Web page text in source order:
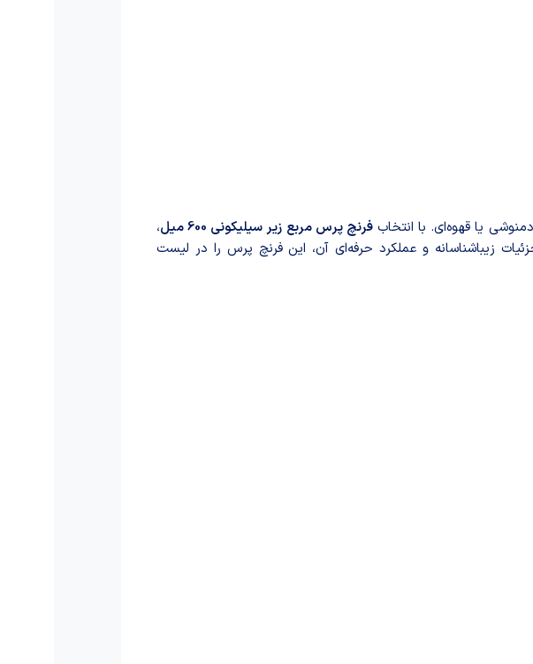
یا قهوه‌ای. با انتخابفرنچ پرس مربع زیر سیلیکونی 600 میل
،
زیباشناسانه و عملکرد حرفه‌ای آن، این فرنچ پرس را در لیست